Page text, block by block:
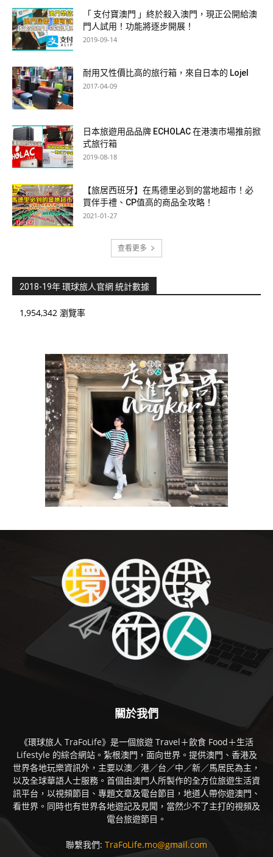
「 支付寶澳門 」終於殺入澳門，現正公開給澳
門人試用！功能將逐步開展！
2019-09-14
耐用又性價比高的旅行箱，來自日本的 Lojel
2017-04-09
日本旅遊用品品牌 ECHOLAC 在港澳市場推前掀
式旅行箱
2019-08-18
【旅居西班牙】在馬德里必到的當地超市！必
買伴手禮、CP值高的商品全攻略！
2021-01-27
查看更多
2018-19年 環球旅人官網 統計數據
1,954,342 瀏覽率
關於我們
《環球旅人 TraFoLife》是一個旅遊 Travel＋飲食 Food＋生活
Lifestyle 的綜合網站。紮根澳門，面向世界。提供澳門、香港及
世界各地玩樂資訊外，主要以澳／港／台／中／新／馬居民為主，
以及全球華語人士服務。首個由澳門人所製作的全方位旅遊生活資
訊平台，以視頻節目、專題文章及電台節目，地道人帶你遊澳門、
看世界。同時也有世界各地遊記及見聞，當然少不了主打的視頻及
電台旅遊節目。
聯繫我們: TraFoLife.mo@gmail.com